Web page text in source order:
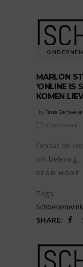
MARLON
‘ONLINE IS
KOMEN
by Tessa
0 comments
Omdat de
om beleving,
READ MORE
Tags:
SHARE: